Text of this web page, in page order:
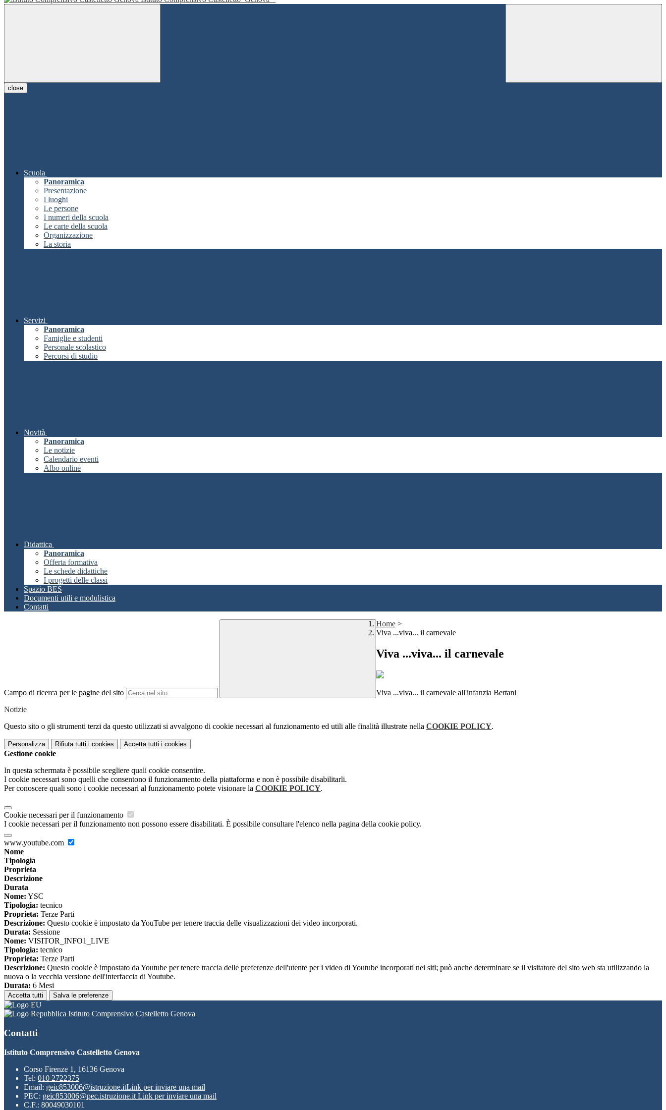
close
Scuola
Panoramica
Presentazione
I luoghi
Le persone
I numeri della scuola
Le carte della scuola
Organizzazione
La storia
Servizi
Panoramica
Famiglie e studenti
Personale scolastico
Percorsi di studio
Novità
Panoramica
Le notizie
Calendario eventi
Albo online
Didattica
Panoramica
Offerta formativa
Le schede didattiche
I progetti delle classi
Spazio BES
Documenti utili e modulistica
Contatti
Campo di ricerca per le pagine del sito
Home >
Viva ...viva... il carnevale
Viva ...viva... il carnevale
Viva ...viva... il carnevale all'infanzia Bertani
Notizie
Questo sito o gli strumenti terzi da questo utilizzati si avvalgono di cookie necessari al funzionamento ed utili alle finalità illustrate nella COOKIE POLICY.
Personalizza Rifiuta tutti i cookies Accetta tutti i cookies
Gestione cookie
In questa schermata è possibile scegliere quali cookie consentire.
I cookie necessari sono quelli che consentono il funzionamento della piattaforma e non è possibile disabilitarli.
Per conoscere quali sono i cookie necessari al funzionamento potete visionare la COOKIE POLICY.
Cookie necessari per il funzionamento
I cookie necessari per il funzionamento non possono essere disabilitati. È possibile consultare l'elenco nella pagina della cookie policy.
www.youtube.com
Nome
Tipologia
Proprieta
Descrizione
Durata
Nome: YSC
Tipologia: tecnico
Proprieta: Terze Parti
Descrizione: Questo cookie è impostato da YouTube per tenere traccia delle visualizzazioni dei video incorporati.
Durata: Sessione
Nome: VISITOR_INFO1_LIVE
Tipologia: tecnico
Proprieta: Terze Parti
Descrizione: Questo cookie è impostato da Youtube per tenere traccia delle preferenze dell'utente per i video di Youtube incorporati nei siti; può anche determinare se il visitatore del sito web sta utilizzando la
nuova o la vecchia versione dell'interfaccia di Youtube.
Durata: 6 Mesi
Accetta tutti Salva le preferenze
Istituto Comprensivo Castelletto Genova
Contatti
Istituto Comprensivo Castelletto Genova
Corso Firenze 1, 16136 Genova
Tel: 010 2722375
Email: geic853006@istruzione.itLink per inviare una mail
PEC: geic853006@pec.istruzione.it Link per inviare una mail
C.F.: 80049030101